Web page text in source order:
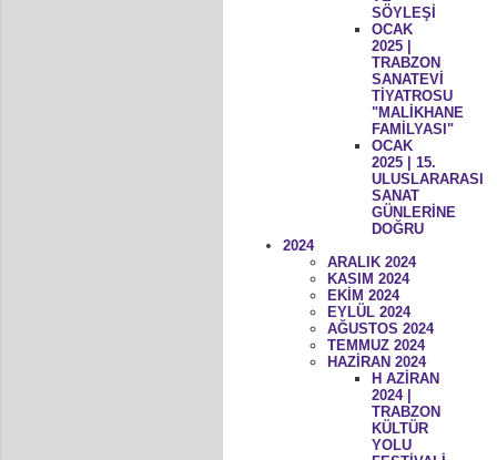
SÖYLEŞİ
OCAK
2025 |
TRABZON
SANATEVİ
TİYATROSU
"MALİKHANE
FAMİLYASI"
OCAK
2025 | 15.
ULUSLARARASI
SANAT
GÜNLERİNE
DOĞRU
2024
ARALIK 2024
KASIM 2024
EKİM 2024
EYLÜL 2024
AĞUSTOS 2024
TEMMUZ 2024
HAZİRAN 2024
H AZİRAN
2024 |
TRABZON
KÜLTÜR
YOLU